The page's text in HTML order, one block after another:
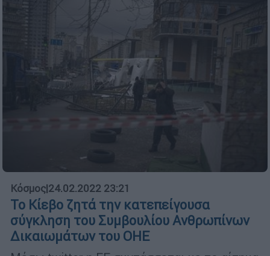
Κόσμος|24.02.2022 23:21
Το Κίεβο ζητά την κατεπείγουσα
σύγκληση του Συμβουλίου Ανθρωπίνων
Δικαιωμάτων του ΟΗΕ